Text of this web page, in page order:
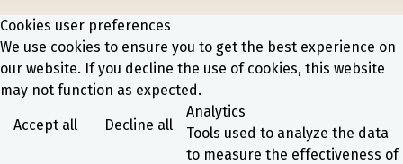
Cookies user preferences
We use cookies to ensure you to get the best experience on
our website. If you decline the use of cookies, this website
may not function as expected.
Accept all Decline all
Analytics
Tools used to analyze the data
to measure the effectiveness of